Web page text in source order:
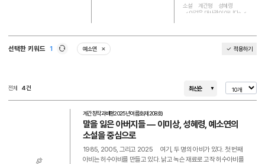
소설
계간평
성혜령
<이것은 대사관이 아니다> <
목기
세월호 이태원
반복
간병인
개입
선택한 키워드 1
예소연
삭제
적용하기
전체 4건 최신순
계간 창작과비평2025년 여름호(제208호)
말을 잃은 아버지들 ― 이미상, 성혜령, 예소연의
소설을 중심으로
1985, 2005, 그리고 2025 여기, 두 명의 아비가 있다. 첫 번째
아비는 허수아비를 만들고 있다. 낡고 녹슨 재료로 고작 허수아비를